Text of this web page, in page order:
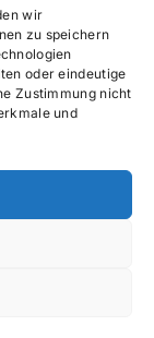
wir
zu speichern
oder eindeutige
Zustimmung nicht
und